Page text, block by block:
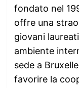
fondato nel
offre una
giovani
ambiente
sede a
favorire la